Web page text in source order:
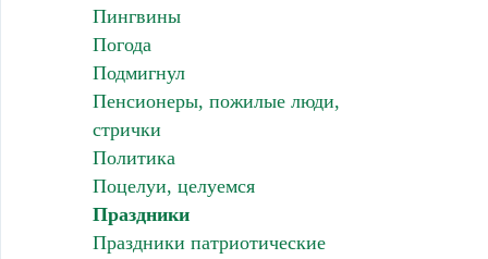
Пингвины
Погода
Подмигнул
Пенсионеры, пожилые люди,
стрички
Политика
Поцелуи, целуемся
Праздники
Праздники патриотические